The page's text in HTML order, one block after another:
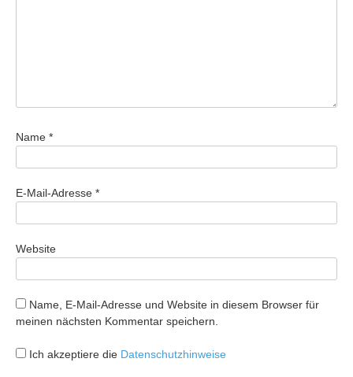
Name *
E-Mail-Adresse *
Website
Name, E-Mail-Adresse und Website in diesem Browser für
meinen nächsten Kommentar speichern.
Ich akzeptiere die Datenschutzhinweise